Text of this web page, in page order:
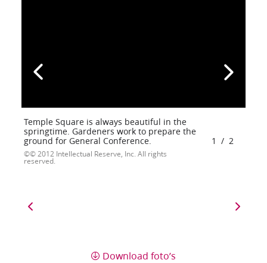
Temple Square is always beautiful in the
springtime. Gardeners work to prepare the
ground for General Conference.
© 2012 Intellectual Reserve, Inc. All rights
reserved.
1 / 2
Download foto’s